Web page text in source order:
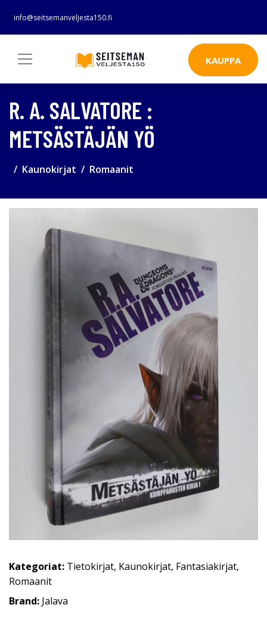
info@seitsemanveljesta150.fi
KAUPPA
R. A. SALVATORE :
METSÄSTÄJÄN YÖ
Kaunokirjat Romaanit
Kategoriat: Tietokirjat, Kaunokirjat, Fantasiakirjat,
Romaanit
Brand: Jalava